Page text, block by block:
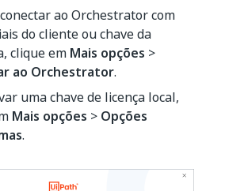
ao Orchestrator com
do cliente ou chave da
clique em Mais opções >
ao Orchestrator.
uma chave de licença local,
Mais opções > Opções
.